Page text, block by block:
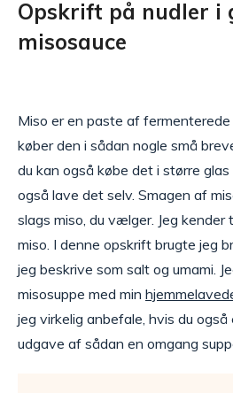
Opskrift på nudler i
misosauce
Miso er en paste af fermenterede
køber den i sådan nogle små
du kan også købe det i større
også lave det selv. Smagen af
slags miso, du vælger. Jeg kender
miso. I denne opskrift brugte jeg
jeg beskrive som salt og umami.
misosuppe med min
jeg virkelig anbefale, hvis du
udgave af sådan en omgang